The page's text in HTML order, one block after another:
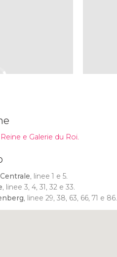
e Galerie du Roi.
, linee 1 e 5.
, linee 3, 4, 31, 32 e 33.
, linee 29, 38, 63, 66, 71 e 86.